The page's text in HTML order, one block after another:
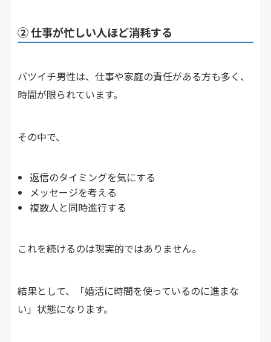
② 仕事が忙しい人ほど消耗する
バツイチ男性は、仕事や家庭の責任がある方も多く、
時間が限られています。
その中で、
返信のタイミングを気にする
メッセージを考える
複数人と同時進行する
これを続けるのは現実的ではありません。
結果として、「婚活に時間を使っているのに進まな
い」状態になります。